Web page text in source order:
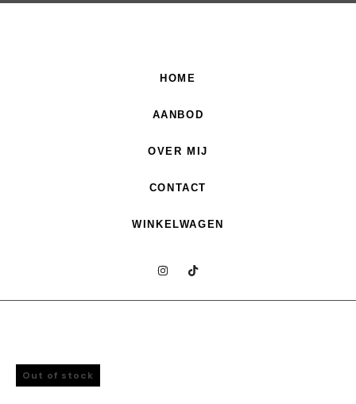
HOME
AANBOD
OVER MIJ
CONTACT
WINKELWAGEN
Out of stock